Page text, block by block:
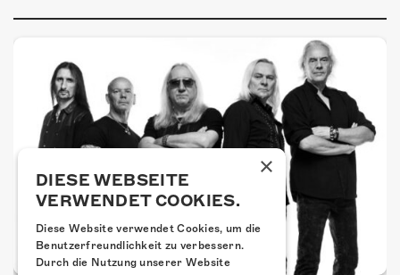
×
DIESE WEBSEITE
VERWENDET COOKIES.
Diese Website verwendet Cookies, um die
Benutzerfreundlichkeit zu verbessern.
Durch die Nutzung unserer Website